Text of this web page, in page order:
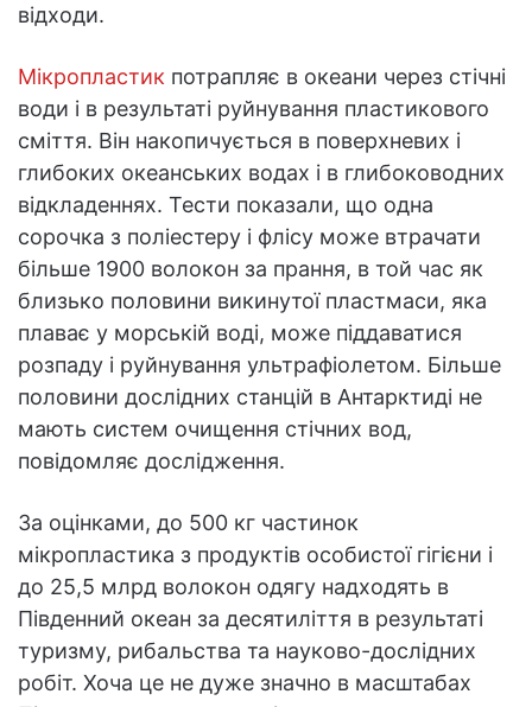
відходи.
Мікропластик потрапляє в океани через стічні
води і в результаті руйнування пластикового
сміття. Він накопичується в поверхневих і
глибоких океанських водах і в глибоководних
відкладеннях. Тести показали, що одна
сорочка з поліестеру і флісу може втрачати
більше 1900 волокон за прання, в той час як
близько половини викинутої пластмаси, яка
плаває у морській воді, може піддаватися
розпаду і руйнування ультрафіолетом. Більше
половини дослідних станцій в Антарктиді не
мають систем очищення стічних вод,
повідомляє дослідження.
За оцінками, до 500 кг частинок
мікропластика з продуктів особистої гігієни і
до 25,5 млрд волокон одягу надходять в
Південний океан за десятиліття в результаті
туризму, рибальства та науково-дослідних
робіт. Хоча це не дуже значно в масштабах